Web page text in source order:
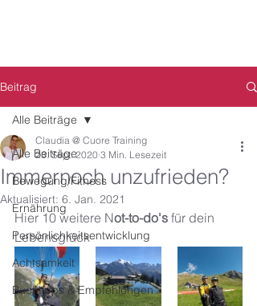
Beitrag
Alle Beiträge
Bewegung/Fitness
Ernährung
Persönlichkeitsentwicklung
Achtsamkeit
Buchtipps & Empfehlungen
Alle Beiträge
Immernoch unzufrieden?
Claudia @ Cuore Training
23. Sept. 2020 3 Min. Lesezeit
Aktualisiert: 6. Jan. 2021
Hier 10 weitere Not-to-do's für dein
Lebensglück